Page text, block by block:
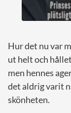
Hur det nu var
ut helt och
men hennes
det aldrig varit
skönheten.